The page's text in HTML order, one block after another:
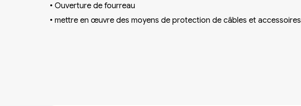
• Ouverture de fourreau
• mettre en œuvre des moyens de protection de câbles et accessoires